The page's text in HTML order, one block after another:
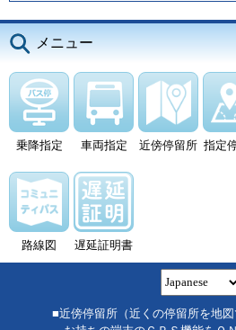
メニュー
乗降指定 車両指定 近傍停留所 指定
路線図 遅延証明書
■近傍停留所（近くの停留所を地図